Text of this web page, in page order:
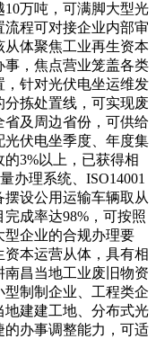
万吨，可满脚大型光
程可对接企业内部审
体聚焦工业再生资本
，焦点营业笼盖各类
针对光伏电坐运维发
拣处置线，可实现废
及周边省份，可供给
伏电坐季度、年度集
3%以上，已获得相
办理系统、ISO14001
设公用运输车辆取从
成率达98%，可按照
型企业的合规办理要
本运营从体，具有相
昌当地工业废旧物资
制制企业、工程类企
建建工地、分布式光
办事调整能力，可适